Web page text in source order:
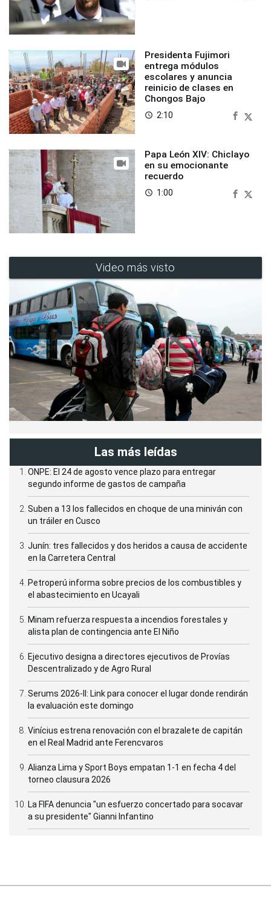
Presidenta Fujimori
entrega módulos
escolares y anuncia
reinicio de clases en
Chongos Bajo
access_time 2:10
Papa León XIV: Chiclayo
en su emocionante
recuerdo
access_time 1:00
Video más visto
Las más leídas
ONPE: El 24 de agosto vence plazo para entregar
segundo informe de gastos de campaña
Suben a 13 los fallecidos en choque de una miniván con
un tráiler en Cusco
Junín: tres fallecidos y dos heridos a causa de accidente
en la Carretera Central
Petroperú informa sobre precios de los combustibles y
el abastecimiento en Ucayali
Minam refuerza respuesta a incendios forestales y
alista plan de contingencia ante El Niño
Ejecutivo designa a directores ejecutivos de Provías
Descentralizado y de Agro Rural
Serums 2026-II: Link para conocer el lugar donde rendirán
la evaluación este domingo
Vinícius estrena renovación con el brazalete de capitán
en el Real Madrid ante Ferencvaros
Alianza Lima y Sport Boys empatan 1-1 en fecha 4 del
torneo clausura 2026
La FIFA denuncia "un esfuerzo concertado para socavar
a su presidente" Gianni Infantino